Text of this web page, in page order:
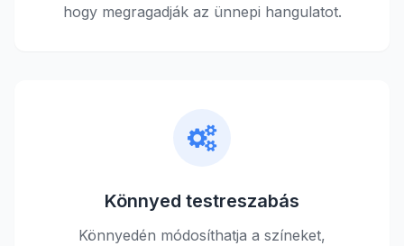
hogy megragadják az ünnepi hangulatot.
Könnyed testreszabás
Könnyedén módosíthatja a színeket,